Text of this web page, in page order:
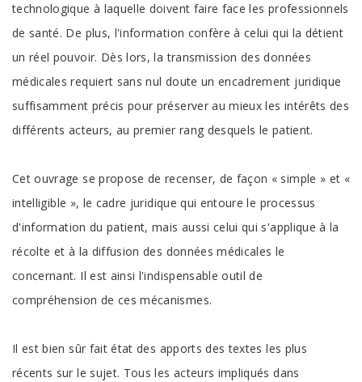
technologique à laquelle doivent faire face les professionnels
de santé. De plus, l'information confère à celui qui la détient
un réel pouvoir. Dès lors, la transmission des données
médicales requiert sans nul doute un encadrement juridique
suffisamment précis pour préserver au mieux les intérêts des
différents acteurs, au premier rang desquels le patient.
Cet ouvrage se propose de recenser, de façon « simple » et «
intelligible », le cadre juridique qui entoure le processus
d'information du patient, mais aussi celui qui s'applique à la
récolte et à la diffusion des données médicales le
concernant. Il est ainsi l'indispensable outil de
compréhension de ces mécanismes.
Il est bien sûr fait état des apports des textes les plus
récents sur le sujet. Tous les acteurs impliqués dans